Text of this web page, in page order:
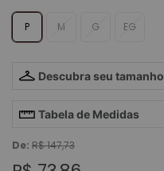
P M G EG
Descubra seu tamanho
Tabela de Medidas
De: R$ 147,73